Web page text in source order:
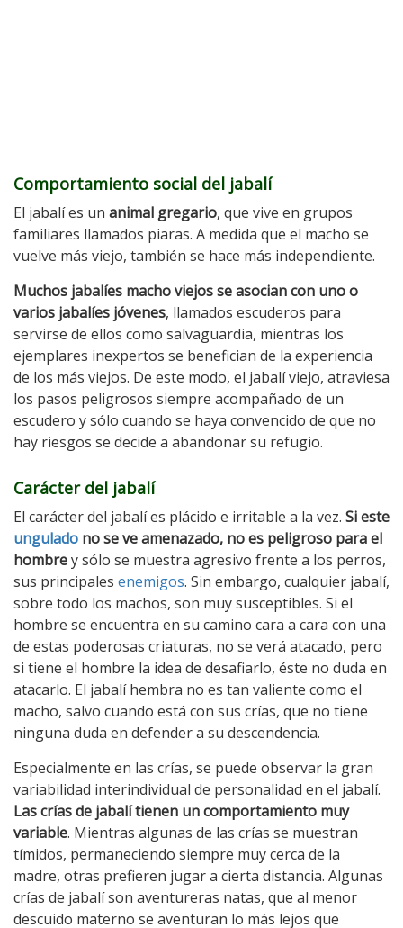
Comportamiento social del jabalí
El jabalí es un animal gregario, que vive en grupos
familiares llamados piaras. A medida que el macho se
vuelve más viejo, también se hace más independiente.
Muchos jabalíes macho viejos se asocian con uno o
varios jabalíes jóvenes, llamados escuderos para
servirse de ellos como salvaguardia, mientras los
ejemplares inexpertos se benefician de la experiencia
de los más viejos. De este modo, el jabalí viejo, atraviesa
los pasos peligrosos siempre acompañado de un
escudero y sólo cuando se haya convencido de que no
hay riesgos se decide a abandonar su refugio.
Carácter del jabalí
El carácter del jabalí es plácido e irritable a la vez. Si este
ungulado no se ve amenazado, no es peligroso para el
hombrey sólo se muestra agresivo frente a los perros,
sus principales enemigos. Sin embargo, cualquier jabalí,
sobre todo los machos, son muy susceptibles. Si el
hombre se encuentra en su camino cara a cara con una
de estas poderosas criaturas, no se verá atacado, pero
si tiene el hombre la idea de desafiarlo, éste no duda en
atacarlo. El jabalí hembra no es tan valiente como el
macho, salvo cuando está con sus crías, que no tiene
ninguna duda en defender a su descendencia.
Especialmente en las crías, se puede observar la gran
variabilidad interindividual de personalidad en el jabalí.
Las crías de jabalí tienen un comportamiento muy
variable. Mientras algunas de las crías se muestran
tímidos, permaneciendo siempre muy cerca de la
madre, otras prefieren jugar a cierta distancia. Algunas
crías de jabalí son aventureras natas, que al menor
descuido materno se aventuran lo más lejos que